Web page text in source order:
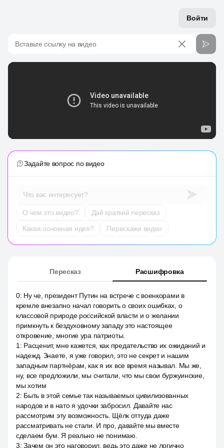
Войти
Вставьте ссылку на видео
Задайте вопрос по видео
Что вас интересует?
О чем это видео?
Дай краткий пересказ
Какая основная идея?
Перескажи видео
Пересказ Расшифровка
0: Ну че, президент Путин на встрече с военкорами в
кремле внезапно начал говорить о своих ошибках, о
классовой природе российской власти и о желании
примкнуть к бездуховному западу это настоящее
откровение, многие ура патриоты.
1 : Расценит, мне кажется, как предательство их ожиданий и
надежд. Знаете, я уже говорил, это не секрет и нашим
западным партнёрам, как я их все время называл. Мы же,
ну, все предложили, мы считали, что мы свои буржуинские,
мы хотим
2: Быть в этой семье так называемых цивилизованных
народов и в нато я удочки забросил. Давайте нас
рассмотрим эту возможность. Щёлк оттуда даже
рассматривать не стали. И про, давайте мы вместе
сделаем бум. Я реально не понимаю.
3:Зачем он это наговорил, ведь это даже не логично